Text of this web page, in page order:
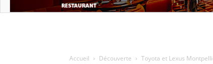
Accueil Découverte Toyota et Lexus